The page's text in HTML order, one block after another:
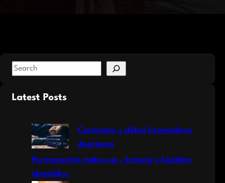
S
aLatest Posts
Cestování s dětmi hromadnou
dopravou
Permanentní make-up – krásná v každém
okamžiku.